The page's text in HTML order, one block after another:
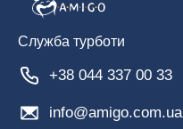
Служба турботи
+38 044 337 00 33
info@amigo.com.ua